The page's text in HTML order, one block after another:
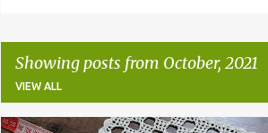
Showing posts from October, 2021
VIEW ALL